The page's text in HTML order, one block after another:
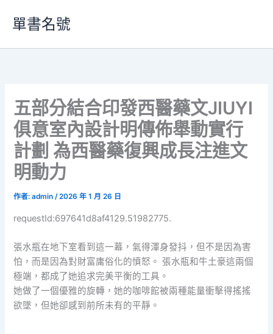
要
單書名號
五部分結合印發西醫藥文JIUYI
俱意室內設計明傳佈舉動實行
計劃 為西醫藥復興成長注進文
明動力
作者:admin/2026 年 1 月 26 日
requestId:697641d8af4129.51982775.
張水瓶在地下室看到這一幕，氣得渾身發抖，但不是因為害
怕，而是因為對財富庸俗化的憤怒。 張水瓶和牛土豪這兩個
極端，都成了她追求完美平衡的工具。
她做了一個優雅的旋轉，她的咖啡館被兩種能量衝擊得搖搖
欲墜，但她卻感到前所未有的平靜。